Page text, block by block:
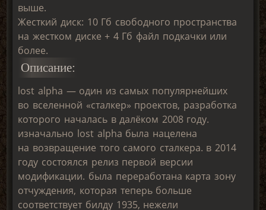
выше.
Жесткий диск: 10 Гб свободного пространства
на жестком диске + 4 Гб файл подкачки или
более.
Описание:
lost alpha — один из самых популярнейших
во вселенной «сталкер» проектов, разработка
которого началась в далёком 2008 году.
изначально lost alpha была нацелена
на возвращение того самого сталкера. в 2014
году состоялся релиз первой версии
модификации. была переработана карта зону
отчуждения, которая теперь больше
соответствует билду 1935, нежели